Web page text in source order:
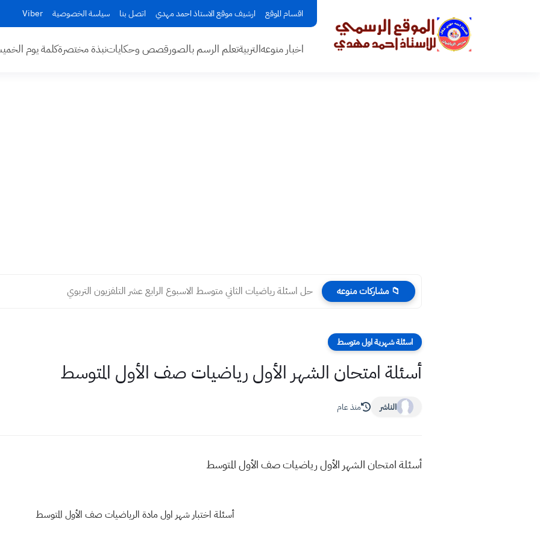
اقسام الموقع ارشيف موقع الاستاذ احمد مهدي اتصل بنا سياسة الخصوصية Viber
اخبار منوعهالتربيةتعلم الرسم بالصورقصص وحكاياتنبذة مختصرةكلمة يوم
📁 مشاركات منوعه حل اسئلة رياضيات الثاني متوسط الاسبوع الرابع عشر التلفزيون التربوي
اسئلة شهرية اول متوسط
أسئلة امتحان الشهر الأول رياضيات صف الأول المتوسط
الناشر منذ عام
أسئلة امتحان الشهر الأول رياضيات صف الأول المتوسط
أسئلة اختبار شهر اول مادة الرياضيات صف الأول المتوسط